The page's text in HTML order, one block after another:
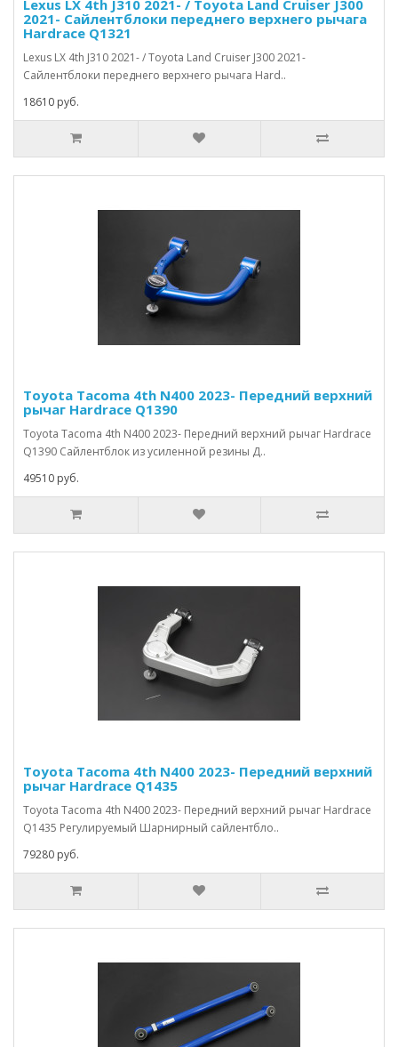
Lexus LX 4th J310 2021- / Toyota Land Cruiser J300
2021- Сайлентблоки переднего верхнего рычага
Hardrace Q1321
Lexus LX 4th J310 2021- / Toyota Land Cruiser J300 2021-
Сайлентблоки переднего верхнего рычага Hard..
18610 руб.
Toyota Tacoma 4th N400 2023- Передний верхний
рычаг Hardrace Q1390
Toyota Tacoma 4th N400 2023- Передний верхний рычаг Hardrace
Q1390 Сайлентблок из усиленной резины Д..
49510 руб.
Toyota Tacoma 4th N400 2023- Передний верхний
рычаг Hardrace Q1435
Toyota Tacoma 4th N400 2023- Передний верхний рычаг Hardrace
Q1435 Регулируемый Шарнирный сайлентбло..
79280 руб.